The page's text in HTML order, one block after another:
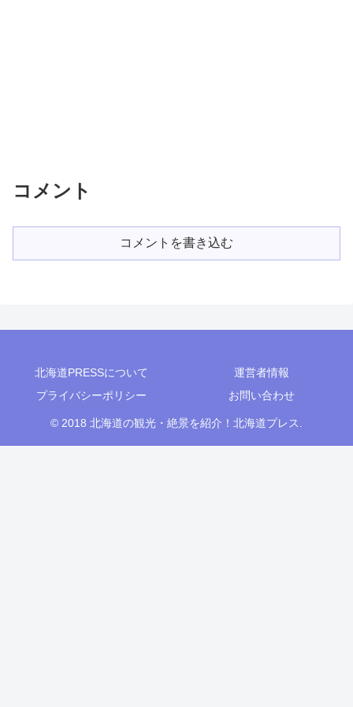
コメント
コメントを書き込む
北海道PRESSについて
運営者情報
プライバシーポリシー
お問い合わせ
© 2018 北海道の観光・絶景を紹介！北海道プレス.